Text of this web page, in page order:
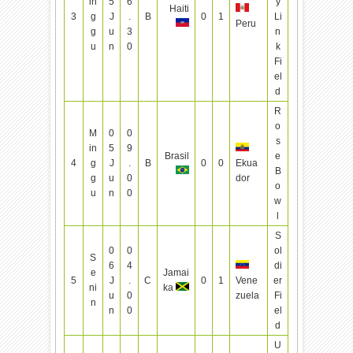
3
g
g
u
J
u
n
.
3
0
B
Haiti
0 1
Peru
Li
n
k
Fi
el
d
4
M
in
g
g
u
0
5
J
u
n
0
9
.
0
0
B
Brasil
0 0
Ekua
dor
R
o
s
e
B
o
w
5
S
e
ni
n
0
6
J
u
n
0
4
.
0
0
C
Jamai
ka
0 1
Vene
zuela
S
ol
di
er
Fi
el
d
U